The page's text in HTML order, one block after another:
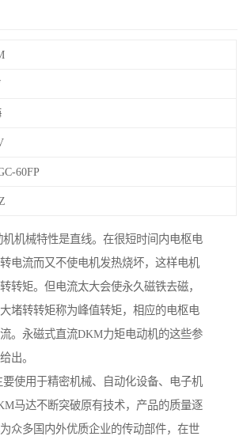
60FP
机械特性是直线。在很短时间内电枢电
电流而又不使电机发热烧坏，这样电机
转矩。但电流太大会使永久磁铁去磁，
堵转转矩称为峰值转矩，相应的电枢电
。永磁式直流DKM力矩电动机的这些参
出。
使用于精密机械、自动化设备、电子机
马达不断突破原有技术，产品的质量逐
众多国内外优质企业的传动部件，在世